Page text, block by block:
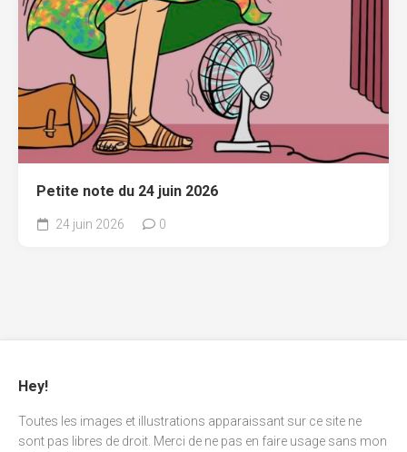
Petite note du 24 juin 2026
24 juin 2026 0
Hey!
Toutes les images et illustrations apparaissant sur ce site ne
sont pas libres de droit. Merci de ne pas en faire usage sans mon